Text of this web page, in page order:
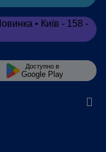
Доступно в
Google Play